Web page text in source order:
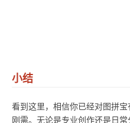
小结
看到这里，相信你已经对图拼
刚需。无论是专业创作还是日